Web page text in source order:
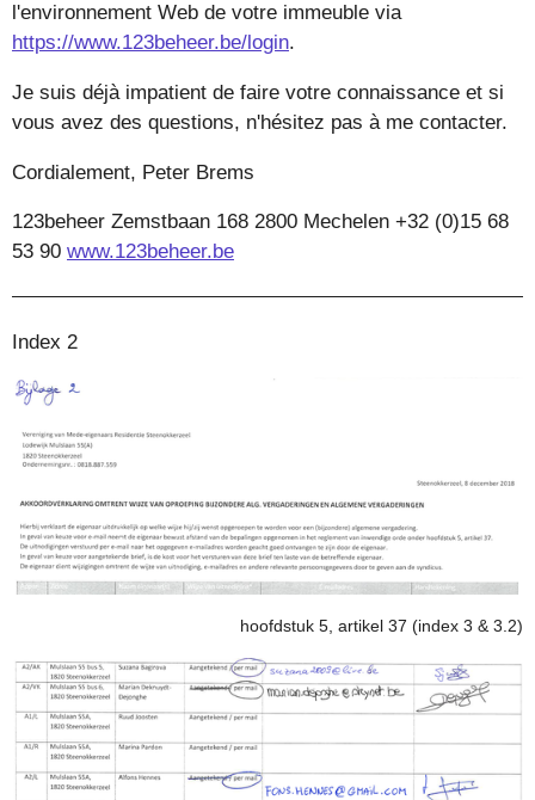
l'environnement Web de votre immeuble via
https://www.123beheer.be/login.
Je suis déjà impatient de faire votre connaissance et si
vous avez des questions, n'hésitez pas à me contacter.
Cordialement, Peter Brems
123beheer Zemstbaan 168 2800 Mechelen +32 (0)15 68
53 90 www.123beheer.be
Index 2
hoofdstuk 5, artikel 37 (index 3 & 3.2)